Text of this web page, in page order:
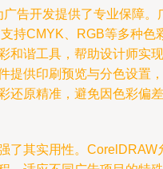
告开发提供了专业保障。
持CMYK、RGB等多种色
和谐工具，帮助设计师实现
提供印刷预览与分色设置，
还原精准，避免因色彩偏差
了其实用性。CorelDRAW